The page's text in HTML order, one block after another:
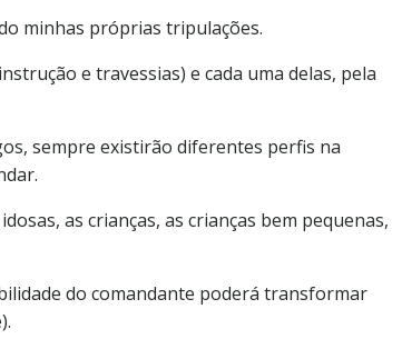
minhas próprias tripulações.
e travessias) e cada uma delas, pela
sempre existirão diferentes perfis na
as crianças, as crianças bem pequenas,
do comandante poderá transformar